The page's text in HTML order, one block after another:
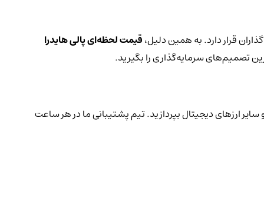
قرار دارد. به همین دلیل،قیمت لحظه‌ای پالی هایدرا
تصمیم‌های سرمایه‌گذاری را بگیرید.
سایر ارزهای دیجیتال بپردازید. تیم پشتیبانی ما در هر ساعت